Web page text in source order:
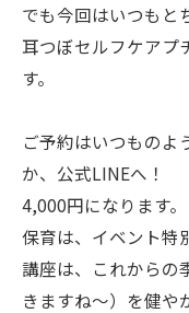
でも今回はいつもと
耳つぼセルフケア
す。
ご予約はいつもの
か、公式LINEへ！
4,000円になります。
保育は、イベント特
講座は、これからの
きますね〜）を健や